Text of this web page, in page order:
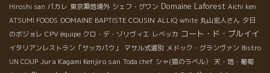
Hiroshi san パカレ 東京築地場外 シェフ・グワン Domaine Laforest Aichi ken
ATSUMI FOODS DOMAINE BAPTISTE COUSIN ALLIQ white 丸山宏人さん 夕日
のボジョレ CPV équipe クロ・デ・ゾリヴィエ レベッカ コート・ド・ブルイイ
イタリアンレストラン「サッカパウ」 マサル式選別 メドック・グランヴァン Bistro
UN COUP Jura Kagami Kenjiro san Toda chef シャ(猫のラベル）
天・地・葡萄